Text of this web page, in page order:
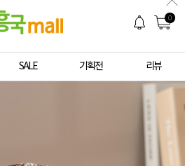
0
SALE 기획전 리뷰